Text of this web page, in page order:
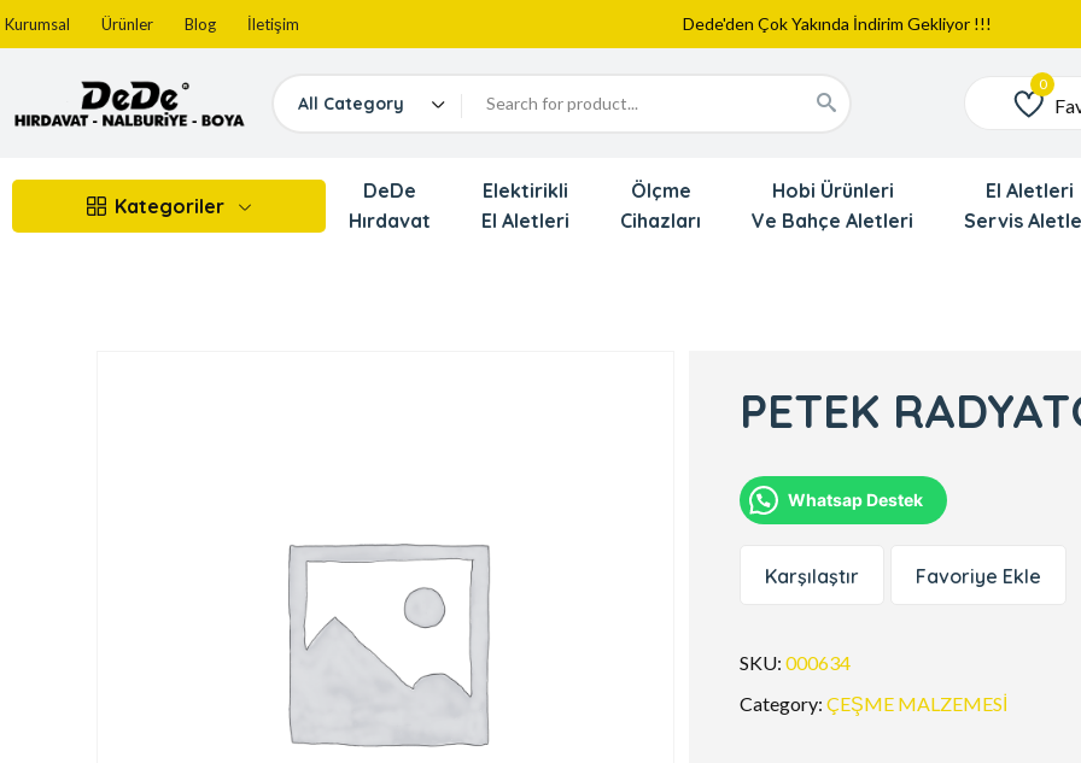
Kurumsal Ürünler Blog İletişim
Web Sitemiz Yayında
Yeni Eklenen Ürünlerimizi İnceledinizmi ?
All Category Favoriler
Kategoriler
DeDe
Hırdavat
Elektirikli
El Aletleri
Ölçme
Cihazları
Hobi Ürünleri
Ve Bahçe Aletleri
El Aletleri
Servis
PETEK
Whatsap Destek
Karşılaştır Favoriye Ekle
SKU:000634
Category:ÇEŞME MALZEMESİ